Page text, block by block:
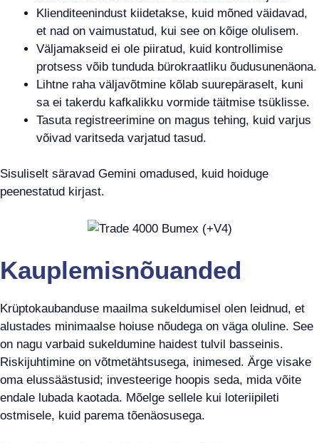
Klienditeenindust kiidetakse, kuid mõned väidavad,
et nad on vaimustatud, kui see on kõige olulisem.
Väljamakseid ei ole piiratud, kuid kontrollimise
protsess võib tunduda bürokraatliku õudusunenäona.
Lihtne raha väljavõtmine kõlab suurepäraselt, kuni
sa ei takerdu kafkalikku vormide täitmise tsüklisse.
Tasuta registreerimine on magus tehing, kuid varjus
võivad varitseda varjatud tasud.
Sisuliselt säravad Gemini omadused, kuid hoiduge
peenestatud kirjast.
Kauplemisnõuanded
Krüptokaubanduse maailma sukeldumisel olen leidnud, et
alustades minimaalse hoiuse nõudega on väga oluline. See
on nagu varbaid sukeldumine haidest tulvil basseinis.
Riskijuhtimine on võtmetähtsusega, inimesed. Ärge visake
oma elussäästusid; investeerige hoopis seda, mida võite
endale lubada kaotada. Mõelge sellele kui loteriipileti
ostmisele, kuid parema tõenäosusega.